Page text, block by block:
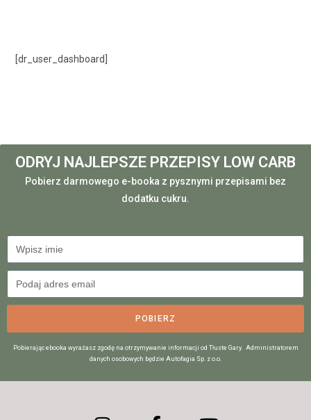
[dr_user_dashboard]
ODRYJ NAJLEPSZE PRZEPISY LOW CARB
Pobierz darmowego e-booka z pysznymi przepisami bez
dodatku cukru.
POBIERZ
Pobierając ebooka wyrażasz zgodę na otrzymywanie informacji od Tłuste Gary. Administratorem
danych osobowych będzie Autofagia Sp. z o.o.